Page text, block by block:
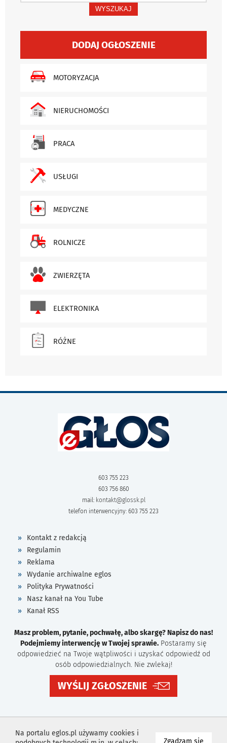
Zgadzam się
Na portalu eglos.pl używamy cookies i
WYSZUKAJ
DODAJ OGŁOSZENIE
MOTORYZACJA
NIERUCHOMOŚCI
PRACA
USŁUGI
MEDYCZNE
ROLNICZE
ZWIERZĘTA
ELEKTRONIKA
RÓŻNE
603 755 223
603 756 860
mail: kontakt@glossk.pl
telefon interwencyjny: 603 755 223
Kontakt z redakcją
Regulamin
Reklama
Wydanie archiwalne eglos
Polityka Prywatności
Nasz kanał na You Tube
Kanał RSS
Masz problem, pytanie, pochwałę, albo skargę? Napisz do nas!
Podejmiemy interwencję w Twojej sprawie. Postaramy się
odpowiedzieć na Twoje wątpliwości i uzyskać odpowiedź od
osób odpowiedzialnych. Nie zwlekaj!
WYŚLIJ ZGŁOSZENIE